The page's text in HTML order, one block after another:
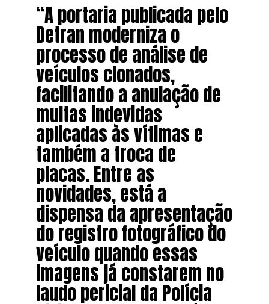
“A portaria publicada pelo
Detran moderniza o
processo de análise de
veículos clonados,
facilitando a anulação de
multas indevidas
aplicadas às vítimas e
também a troca de
placas. Entre as
novidades, está a
dispensa da apresentação
do registro fotográfico do
veículo quando essas
imagens já constarem no
laudo pericial da Polícia